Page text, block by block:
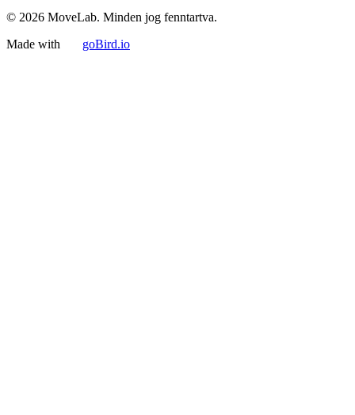
© 2026 MoveLab. Minden jog fenntartva.
Made with
goBird.io